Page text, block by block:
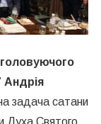
головуючого
Андрія
задача сатани